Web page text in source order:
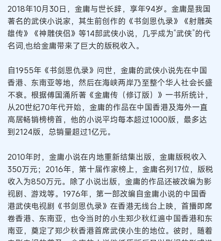
2018年10月30日，金庸与世长辞，享年94岁。金庸是我国
著名的武侠小说家，其生前创作的《书剑恩仇录》《射雕英
雄传》《神雕侠侣》等14部武侠小说，几乎成为“武侠”的代
名词,也给金庸带来了巨大的版税收入。
自1955年《书剑恩仇录》问世，金庸的武侠小说先在中国
香港、东南亚等地，然后在海峡两岸乃至整个华人社会长盛
不衰。根据傅国涌所著《金庸传（修订版）》一书所统计，
从20世纪70年代开始，金庸的作品在中国香港及海外一直
高居畅销榜榜首，他的小说平均每本超过1000版，最多达
到2124版，总销量超过1亿元。
2010年时，金庸小说在内地重新结集出版，金庸版税收入
350万元；2016年，第十届作家榜上，金庸名列17位，版税
收入为850万元。除了小说出版，金庸的作品还被改编为影
视剧、游戏等。1976年，第一部改编自金庸小说的中国香
港武侠电视剧《书剑恩仇录》在香港无线台上映，首播即席
卷香港、东南亚，也令当时的小生郑少秋红遍中国香港和东
南亚，奠定了郑少秋香港首席武侠小生的地位。彼时，随着